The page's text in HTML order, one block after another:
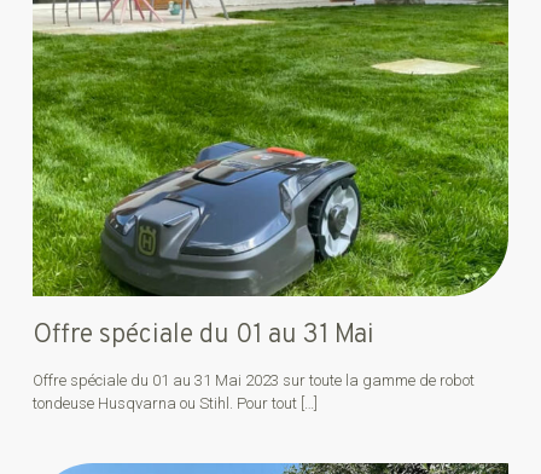
Offre spéciale du 01 au 31 Mai
Offre spéciale du 01 au 31 Mai 2023 sur toute la gamme de robot
tondeuse Husqvarna ou Stihl. Pour tout […]